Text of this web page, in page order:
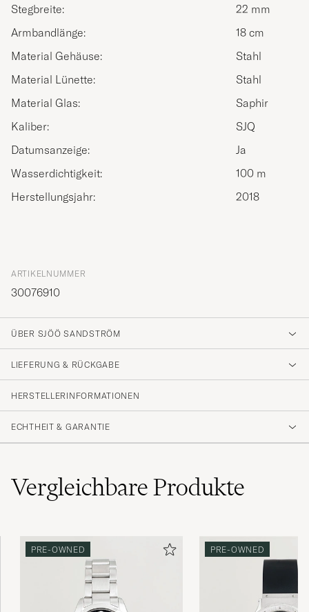
Stegbreite:
22 mm
Armbandlänge:
18 cm
Material Gehäuse:
Stahl
Material Lünette:
Stahl
Material Glas:
Saphir
Kaliber:
SJQ
Datumsanzeige:
Ja
Wasserdichtigkeit:
100 m
Herstellungsjahr:
2018
ARTIKELNUMMER
30076910
ÜBER SJÖÖ SANDSTRÖM
LIEFERUNG & RÜCKGABE
HERSTELLERINFORMATIONEN
ECHTHEIT & GARANTIE
VergleichbareProdukte
PRE-OWNED PRE-OWNED